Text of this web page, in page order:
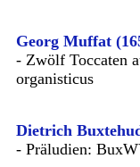
Georg Muffat
- Zwölf Toccaten
organisticus
Dietrich
- Präludien: